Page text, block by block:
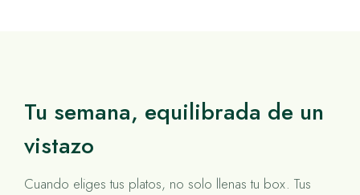
Tu semana, equilibrada de un
vistazo
Cuando eliges tus platos, no solo llenas tu box. Tus